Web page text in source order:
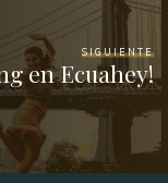
SIGUIENTE
en Ecuahey!